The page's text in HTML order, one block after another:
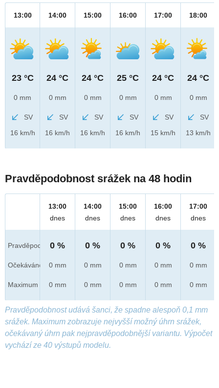
13:00
23 °C
0 mm
SV
16 km/h
14:00
24 °C
0 mm
SV
16 km/h
15:00
24 °C
0 mm
SV
16 km/h
16:00
25 °C
0 mm
SV
16 km/h
17:00
24 °C
0 mm
SV
15 km/h
18:00
24 °C
0 mm
SV
13 km/h
Pravděpodobnost srážek na 48 hodin
Pravděpod.
Očekáváno
Maximum
13:00
dnes
0 %
0 mm
0 mm
14:00
dnes
0 %
0 mm
0 mm
15:00
dnes
0 %
0 mm
0 mm
16:00
dnes
0 %
0 mm
0 mm
17:00
dnes
0 %
0 mm
0 mm
Pravděpodobnost udává šanci, že spadne alespoň 0,1 mm
srážek. Maximum zobrazuje nejvyšší možný úhrn srážek,
očekávaný úhrn pak nejpravděpodobnější variantu. Výpočet
vychází ze 40 výstupů modelu.